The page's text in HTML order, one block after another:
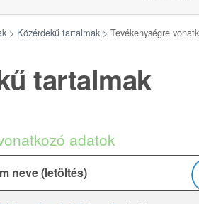
> Közérdekű tartalmak > Tevékenységre
tartalmak
adatok
neve (letöltés)